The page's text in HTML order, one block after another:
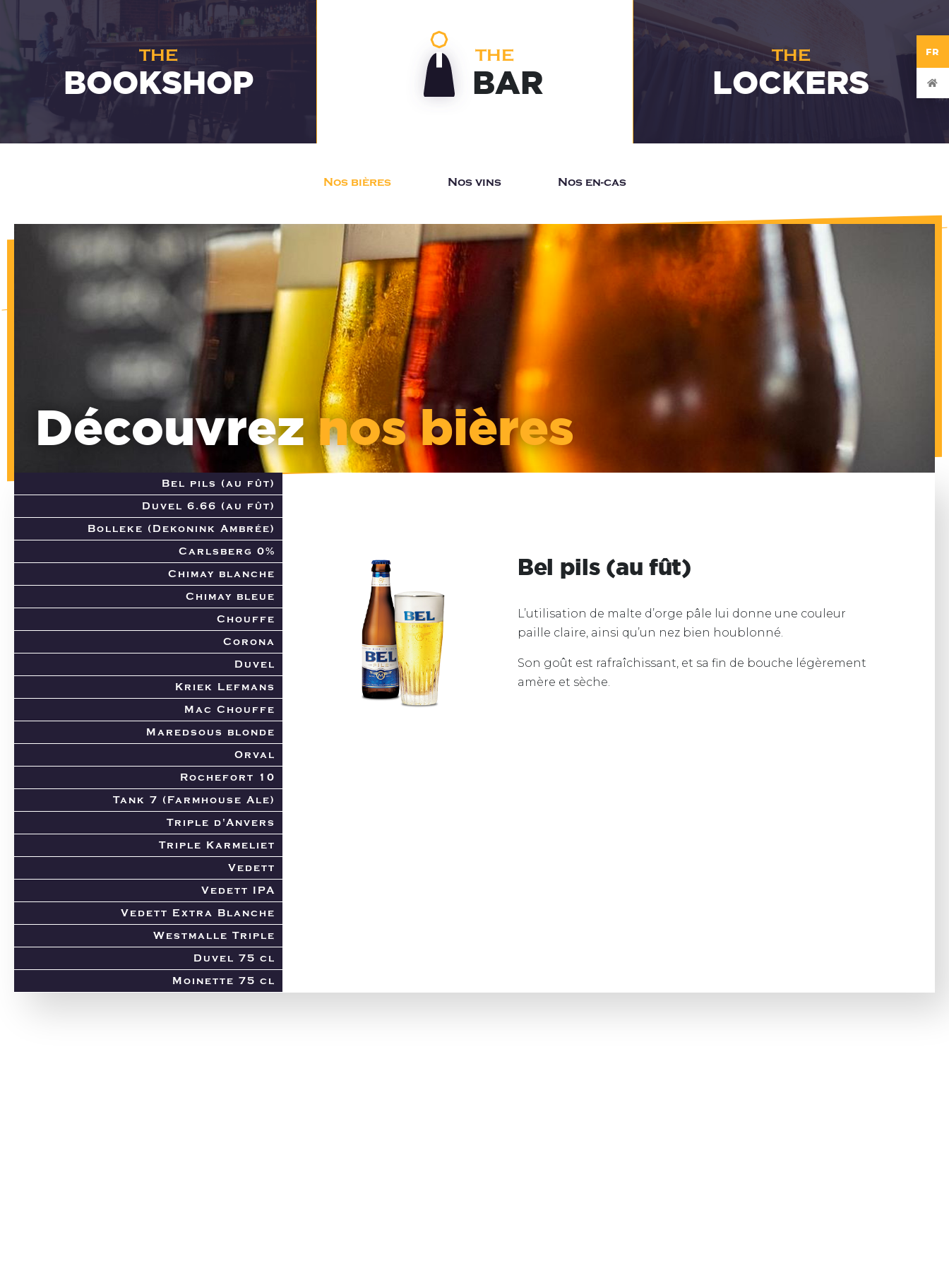
THE
BOOKSHOP
THE
BAR
THE
LOCKERS
FR
Nos bières Nos vins Nos en-cas
Découvreznos bières
Bel pils (au fût)
Duvel 6.66 (au fût)
Bolleke (Dekonink Ambrée)
Carlsberg 0%
Chimay blanche
Chimay bleue
Chouffe
Corona
Duvel
Kriek Lefmans
Mac Chouffe
Maredsous blonde
Orval
Rochefort 10
Tank 7 (Farmhouse Ale)
Triple d'Anvers
Triple Karmeliet
Vedett
Vedett IPA
Vedett Extra Blanche
Westmalle Triple
Duvel 75 cl
Moinette 75 cl
Bel pils (au fût)
L’utilisation de malte d’orge pâle lui donne une couleur
paille claire, ainsi qu’un nez bien houblonné.
Son goût est rafraîchissant, et sa fin de bouche légèrement
amère et sèche.